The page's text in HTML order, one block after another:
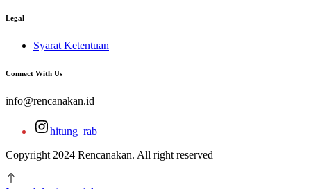
Legal
Syarat Ketentuan
Connect With Us
info@rencanakan.id
hitung_rab
Copyright 2024 Rencanakan. All right reserved